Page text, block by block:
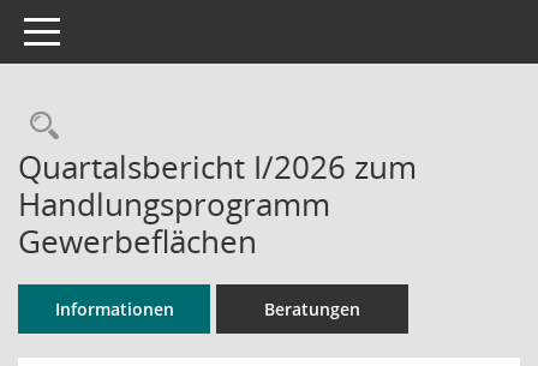
Toggle navigation
Rechercheauswahl
Quartalsbericht I/2026 zum
Handlungsprogramm
Gewerbeflächen
Informationen Beratungen